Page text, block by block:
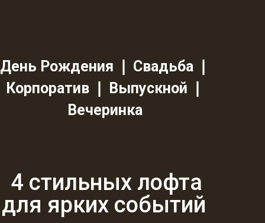
День Рождения ❘ Свадьба ❘
Корпоратив ❘ Выпускной ❘
Вечеринка
4 стильных лофта
для ярких событий